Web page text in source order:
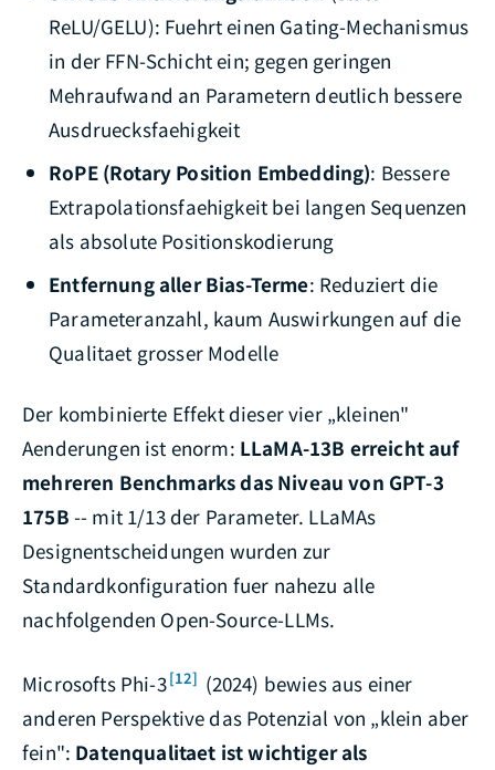
ReLU/GELU): Fuehrt einen Gating-Mechanismus
in der FFN-Schicht ein; gegen geringen
Mehraufwand an Parametern deutlich bessere
Ausdruecksfaehigkeit
RoPE (Rotary Position Embedding): Bessere
Extrapolationsfaehigkeit bei langen Sequenzen
als absolute Positionskodierung
Entfernung aller Bias-Terme: Reduziert die
Parameteranzahl, kaum Auswirkungen auf die
Qualitaet grosser Modelle
Der kombinierte Effekt dieser vier „kleinen"
Aenderungen ist enorm: LLaMA-13B erreicht auf
mehreren Benchmarks das Niveau von GPT-3
175B -- mit 1/13 der Parameter. LLaMAs
Designentscheidungen wurden zur
Standardkonfiguration fuer nahezu alle
nachfolgenden Open-Source-LLMs.
Microsofts Phi-3[12] (2024) bewies aus einer
anderen Perspektive das Potenzial von „klein aber
fein": Datenqualitaet ist wichtiger als